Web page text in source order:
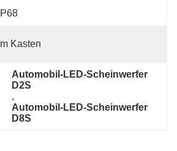
IP68
Im Kasten
Automobil-LED-Scheinwerfer
D2S
,
Automobil-LED-Scheinwerfer
D8S